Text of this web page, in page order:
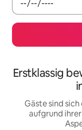
Erstklassig
Gäste sind
aufgrund